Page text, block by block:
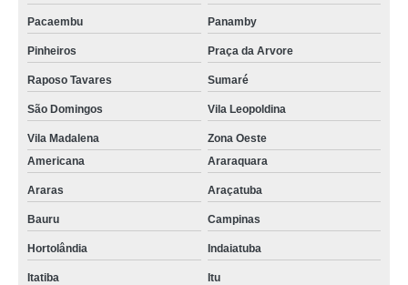
Pacaembu Panamby
Pinheiros Praça da Arvore
Raposo Tavares Sumaré
São Domingos Vila Leopoldina
Vila Madalena
Zona Oeste
Americana
Araraquara
Araras Araçatuba
Bauru Campinas
Hortolândia Indaiatuba
Itatiba Itu